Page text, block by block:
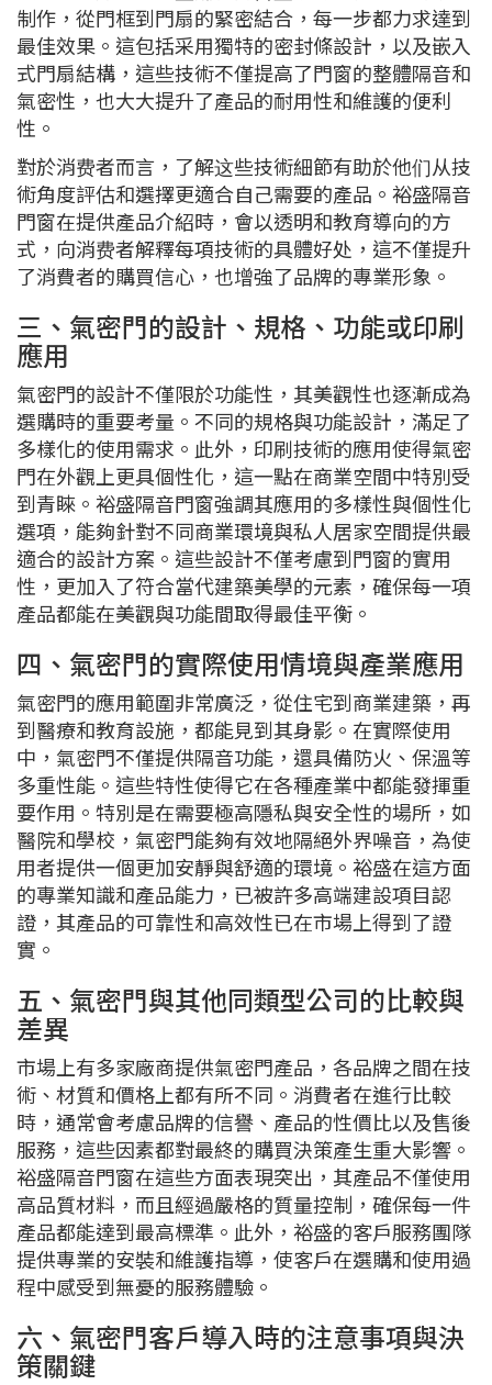
制作，從門框到門扇的緊密結合，每一步都力求達到
最佳效果。這包括采用獨特的密封條設計，以及嵌入
式門扇結構，這些技術不僅提高了門窗的整體隔音和
氣密性，也大大提升了產品的耐用性和維護的便利
性。
對於消费者而言，了解这些技術細節有助於他们从技
術角度評估和選擇更適合自己需要的產品。裕盛隔音
門窗在提供產品介紹時，會以透明和教育導向的方
式，向消费者解釋每項技術的具體好处，這不僅提升
了消費者的購買信心，也增強了品牌的專業形象。
三、氣密門的設計、規格、功能或印刷
應用
氣密門的設計不僅限於功能性，其美觀性也逐漸成為
選購時的重要考量。不同的規格與功能設計，滿足了
多樣化的使用需求。此外，印刷技術的應用使得氣密
門在外觀上更具個性化，這一點在商業空間中特別受
到青睞。裕盛隔音門窗強調其應用的多樣性與個性化
選項，能夠針對不同商業環境與私人居家空間提供最
適合的設計方案。這些設計不僅考慮到門窗的實用
性，更加入了符合當代建築美學的元素，確保每一項
產品都能在美觀與功能間取得最佳平衡。
四、氣密門的實際使用情境與產業應用
氣密門的應用範圍非常廣泛，從住宅到商業建築，再
到醫療和教育設施，都能見到其身影。在實際使用
中，氣密門不僅提供隔音功能，還具備防火、保溫等
多重性能。這些特性使得它在各種產業中都能發揮重
要作用。特別是在需要極高隱私與安全性的場所，如
醫院和學校，氣密門能夠有效地隔絕外界噪音，為使
用者提供一個更加安靜與舒適的環境。裕盛在這方面
的專業知識和產品能力，已被許多高端建設項目認
證，其產品的可靠性和高效性已在市場上得到了證
實。
五、氣密門與其他同類型公司的比較與
差異
市場上有多家廠商提供氣密門產品，各品牌之間在技
術、材質和價格上都有所不同。消費者在進行比較
時，通常會考慮品牌的信譽、產品的性價比以及售後
服務，這些因素都對最終的購買決策產生重大影響。
裕盛隔音門窗在這些方面表現突出，其產品不僅使用
高品質材料，而且經過嚴格的質量控制，確保每一件
產品都能達到最高標準。此外，裕盛的客戶服務團隊
提供專業的安裝和維護指導，使客戶在選購和使用過
程中感受到無憂的服務體驗。
六、氣密門客戶導入時的注意事項與決
策關鍵